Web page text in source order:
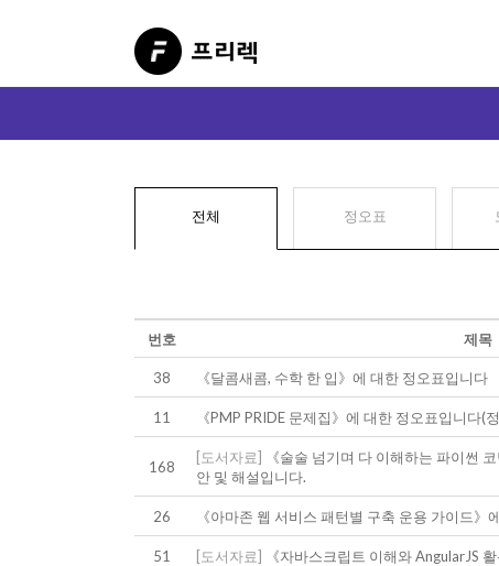
전체 정오표
번호 제목
38 《달콤새콤, 수학 한 입》에 대한 정오표입니다
11 《PMP PRIDE 문제집》에 대한 정오표입니다(
168
[도서자료]
《술술 넘기며 다 이해하는 파이썬
안 및 해설입니다.
26 《아마존 웹 서비스 패턴별 구축 운용 가이드》
51 [도서자료] 《자바스크립트 이해와 AngularJS